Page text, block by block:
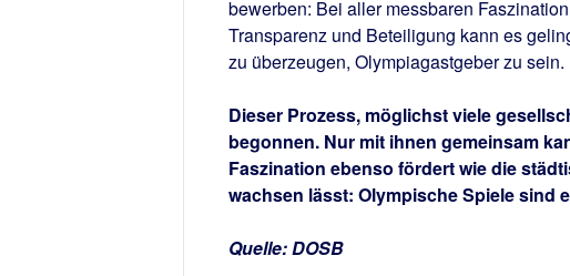
bewerben: Bei aller messbaren
Transparenz und Beteiligung kann es
zu überzeugen, Olympiagastgeber zu sein.
Dieser Prozess, möglichst viele
begonnen. Nur mit ihnen gemeinsam
Faszination ebenso fördert wie die
wachsen lässt: Olympische Spiele sind
Quelle: DOSB